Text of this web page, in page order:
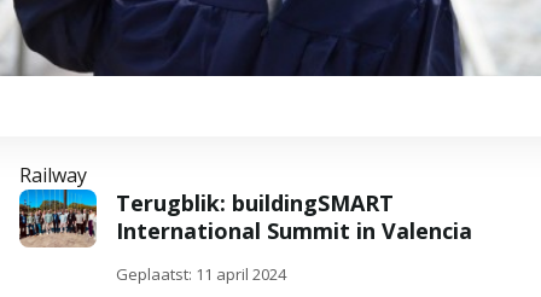
Railway
Terugblik: buildingSMART
International Summit in Valencia
Geplaatst: 11 april 2024